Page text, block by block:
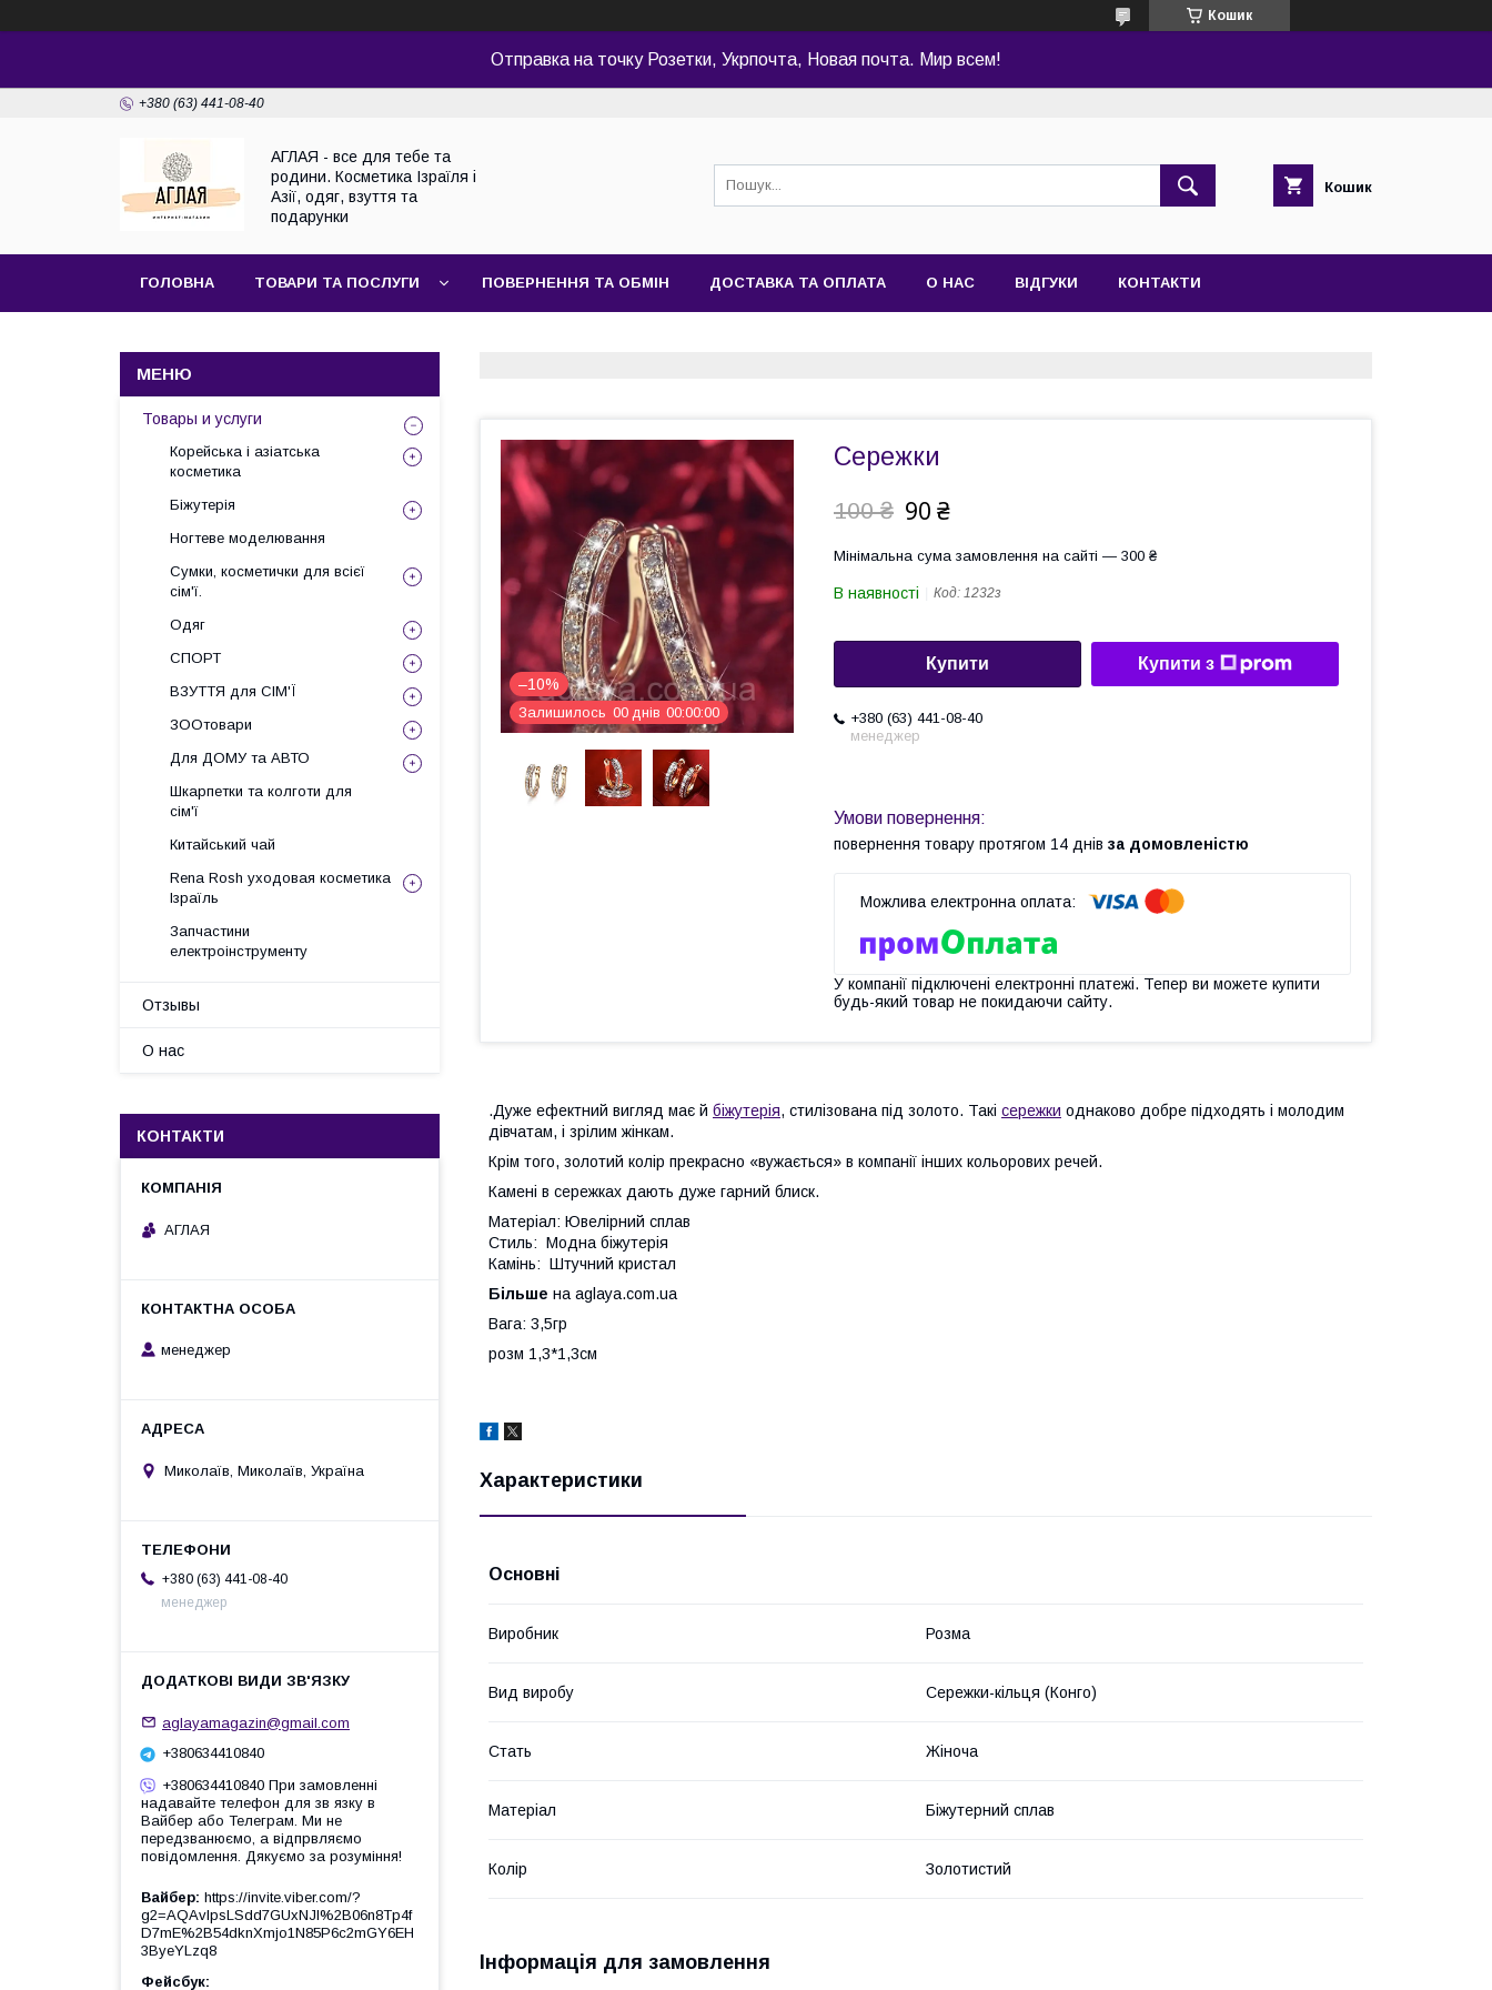
Кошик
Отправка на точку Розетки, Укрпочта, Новая почта. Мир всем!
+380 (63) 441-08-40
АГЛАЯ - все для тебе та
родини. Косметика Ізраїля і
Азії, одяг, взуття та
подарунки
Кошик
ГОЛОВНА ТОВАРИ ТА ПОСЛУГИ ПОВЕРНЕННЯ ТА ОБМІН ДОСТАВКА ТА ОПЛАТА О НАС ВІДГУКИ КОНТАКТИ
–10%
Залишилось 00 днів 00 00 00
Сережки
100 ₴ 90 ₴
Мінімальна сума замовлення на сайті — 300 ₴
В наявності Код: 1232з
Купити Купити з
+380 (63) 441-08-40
менеджер
повернення товару протягом 14 днів за домовленістю
У компанії підключені електронні платежі. Тепер ви можете купити
будь-який товар не покидаючи сайту.
.Дуже ефектний вигляд має й біжутерія, стилізована під золото. Такі сережки однаково добре підходять і молодим
дівчатам, і зрілим жінкам.
Крім того, золотий колір прекрасно «вужається» в компанії інших кольорових речей.
Камені в сережках дають дуже гарний блиск.
Матеріал: Ювелірний сплав
Стиль: Модна біжутерія
Камінь: Штучний кристал
Більше на aglaya.com.ua
Вага: 3,5гр
розм 1,3*1,3см
Характеристики
Основні
Виробник Розма
Вид виробу Сережки-кільця (Конго)
Стать Жіноча
Матеріал Біжутерний сплав
Колір Золотистий
Інформація для замовлення
Товары и услуги
Корейська і азіатська
косметика
Біжутерія
Ногтеве моделювання
Сумки, косметички для всієї
сім'ї.
Одяг
СПОРТ
ВЗУТТЯ для СІМ'Ї
ЗООтовари
Для ДОМУ та АВТО
Шкарпетки та колготи для
сім'ї
Китайський чай
Rena Rosh уходовая косметика
Ізраїль
Запчастини
електроінструменту
Отзывы
О нас
КОНТАКТИ
АГЛАЯ
менеджер
Миколаїв, Миколаїв, Україна
+380 (63) 441-08-40
менеджер
aglayamagazin@gmail.com
+380634410840
+380634410840 При замовленні
надавайте телефон для зв язку в
Вайбер або Телеграм. Ми не
передзванюємо, а відпрвляємо
повідомлення. Дякуємо за розуміння!
Вайбер https://invite.viber.com/?
g2=AQAvlpsLSdd7GUxNJl%2B06n8Tp4f
D7mE%2B54dknXmjo1N85P6c2mGY6EH
3ByeYLzq8
Фейсбук